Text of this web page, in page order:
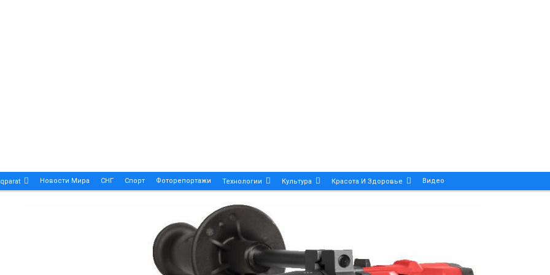
Новости Мира СНГ Спорт Фоторепортажи Технологии Культура Красота И Здоровье Видео
Patek Philippe Calatrava DATE – A True Symbol Of Elegance And Precision